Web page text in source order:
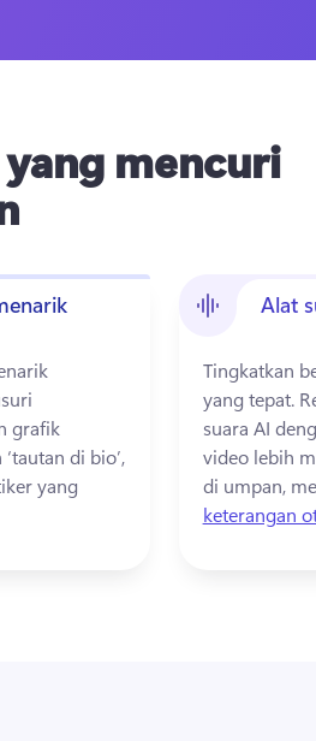
mencuri
grafik
di bio’,
yang
Alat
Tingkatkan
yang tepat.
suara AI
video lebih
di umpan,
keterangan